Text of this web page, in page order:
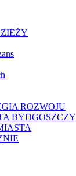
ROZWOJU
BYDGOSZCZY